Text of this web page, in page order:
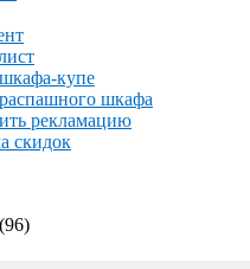
купе
шкафа
рекламацию
скидок